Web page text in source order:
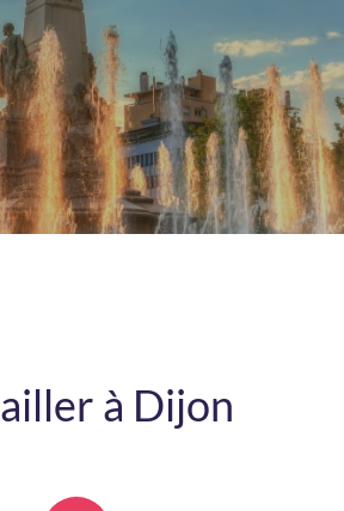
à Dijon
passe oublié ?
Se connecter
pas de compte ?Créez